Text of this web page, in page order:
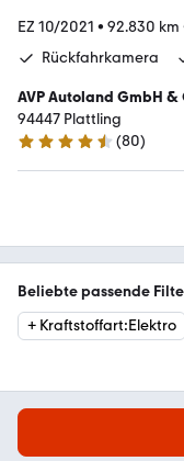
EZ 10/2021 • 92.830 km
Rückfahrkamera
AVP Autoland GmbH &
94447 Plattling
4.6 Sterne
(80)
Beliebte passende
+ Kraftstoffart:Elektro